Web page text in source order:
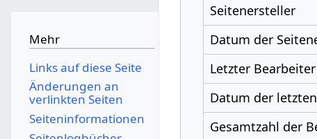
Seitenersteller
Datum der
Letzter Bearbeiter
Datum der
Gesamtzahl der
Mehr
Links auf diese Seite
Änderungen an
verlinkten Seiten
Seiten­­informationen